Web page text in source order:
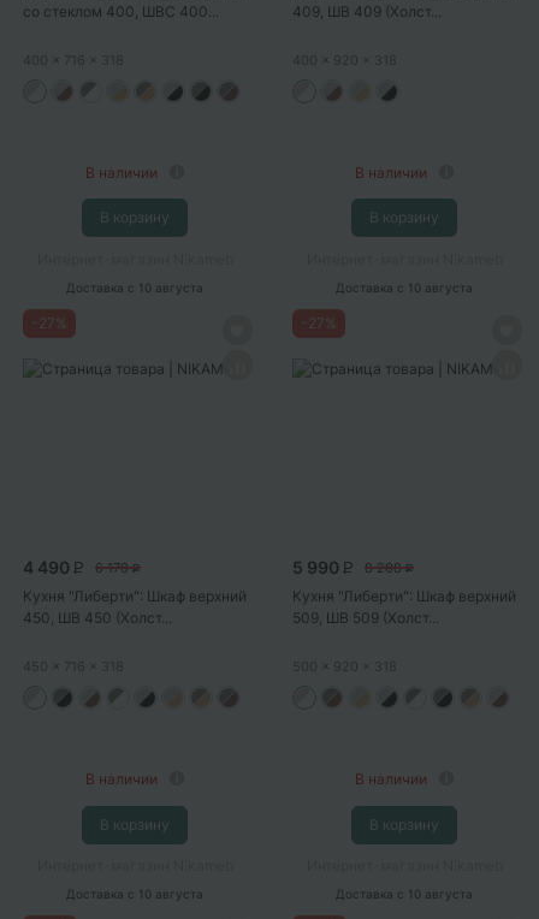
со стеклом 400, ШВС 400...
400 x 716 x 318
В наличии
В корзину
Доставка с 10 августа
409, ШВ 409 (Холст...
400 x 920 x 318
В наличии
В корзину
Доставка с 10 августа
27%
4 490 P 6 170 P
Кухня "Либерти": Шкаф верхний
450, ШВ 450 (Холст...
450 x 716 x 318
В наличии
В корзину
Доставка с 10 августа
27%
5 990 P 8 208 P
Кухня "Либерти": Шкаф верхний
509, ШВ 509 (Холст...
500 x 920 x 318
В наличии
В корзину
Доставка с 10 августа